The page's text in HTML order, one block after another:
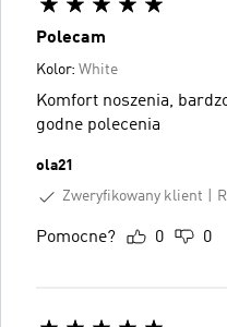
Polecam
Kolor: White
Komfort noszenia,
godne polecenia
ola21
Zweryfikowany klient
Pomocne? 0 0